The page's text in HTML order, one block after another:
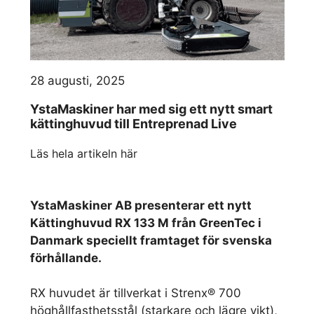
28 augusti, 2025
YstaMaskiner har med sig ett nytt smart
kättinghuvud till Entreprenad Live
Läs hela artikeln här
YstaMaskiner AB presenterar ett nytt
Kättinghuvud RX 133 M från GreenTec i
Danmark speciellt framtaget för svenska
förhållande.
RX huvudet är tillverkat i Strenx® 700
höghållfasthetsstål (starkare och lägre vikt),